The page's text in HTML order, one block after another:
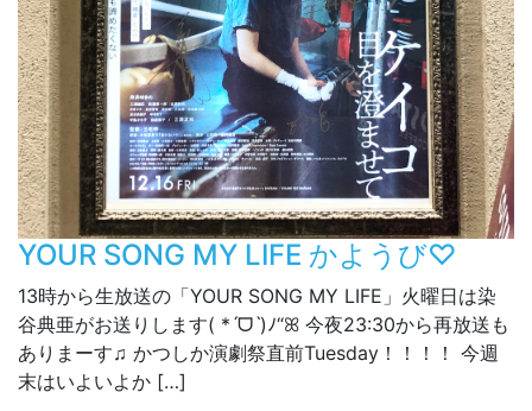
YOUR SONG MY LIFE かようび♡
13時から生放送の「YOUR SONG MY LIFE」火曜日は染
谷典亜がお送りします( *ˊᗜˋ)ﾉ“ꕤ 今夜23:30から再放送も
ありまーす♫ かつしか演劇祭直前Tuesday！！！！ 今週
末はいよいよか […]